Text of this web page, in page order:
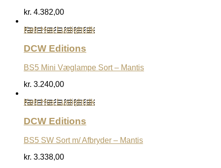
kr. 4.382,00
Køb Hos Luxlight.dk
DCW Editions
BS5 Mini Væglampe Sort – Mantis
kr. 3.240,00
Køb Hos Luxlight.dk
DCW Editions
BS5 SW Sort m/ Afbryder – Mantis
kr. 3.338,00